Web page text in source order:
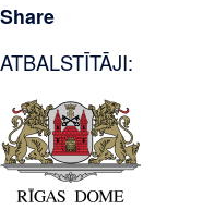
Share
ATBALSTĪTĀJI: